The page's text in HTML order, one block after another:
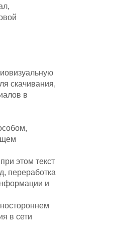
скачивания,
в
этом текст
переработка
и
в сети